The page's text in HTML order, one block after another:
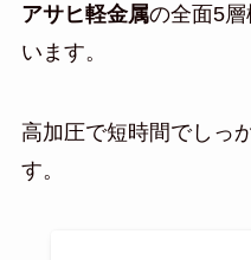
アサヒ軽金属の全面5層
います。
高加圧で短時間でしっ
す。